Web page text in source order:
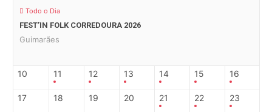
Todo o Dia
FEST’IN FOLK CORREDOURA 2026
Guimarães
10 11 12 13 14 15 16
17 18 19 20 21 22 23